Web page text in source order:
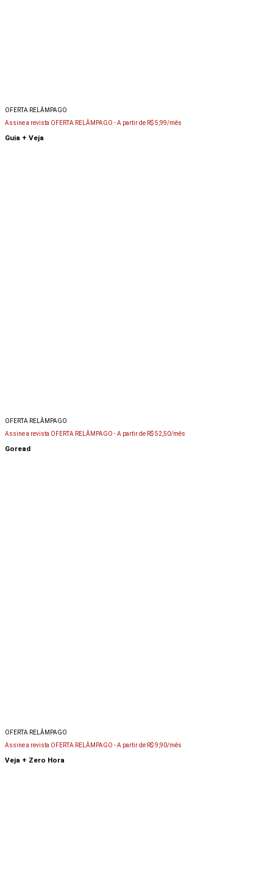
OFERTA RELÂMPAGO
Assine a revista OFERTA RELÂMPAGO -A partir de R$ 5,99/mês
Guia + Veja
OFERTA RELÂMPAGO
Assine a revista OFERTA RELÂMPAGO -A partir de R$ 52,50/mês
Goread
OFERTA RELÂMPAGO
Assine a revista OFERTA RELÂMPAGO -A partir de R$ 9,90/mês
Veja + Zero Hora